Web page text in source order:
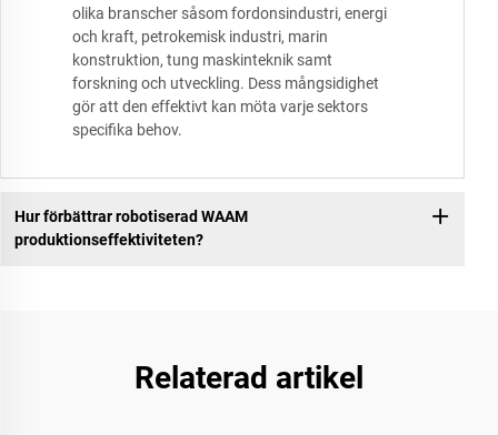
olika branscher såsom fordonsindustri, energi
och kraft, petrokemisk industri, marin
konstruktion, tung maskinteknik samt
forskning och utveckling. Dess mångsidighet
gör att den effektivt kan möta varje sektors
specifika behov.
Hur förbättrar robotiserad WAAM
produktionseffektiviteten?
Relaterad artikel